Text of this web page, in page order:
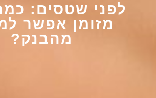
לפני שטסים:
מזומן אפשר
מהבנק?